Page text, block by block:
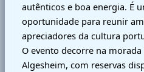
autênticos e boa energia. É
oportunidade para reunir
apreciadores da cultura
O evento decorre na morada
Algesheim, com reservas